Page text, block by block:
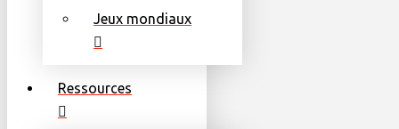
Jeux mondiaux
Ressources